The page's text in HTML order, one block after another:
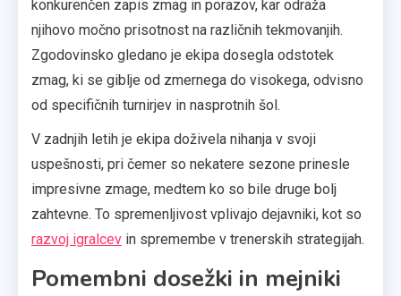
konkurenčen zapis zmag in porazov, kar odraža
njihovo močno prisotnost na različnih tekmovanjih.
Zgodovinsko gledano je ekipa dosegla odstotek
zmag, ki se giblje od zmernega do visokega, odvisno
od specifičnih turnirjev in nasprotnih šol.
V zadnjih letih je ekipa doživela nihanja v svoji
uspešnosti, pri čemer so nekatere sezone prinesle
impresivne zmage, medtem ko so bile druge bolj
zahtevne. To spremenljivost vplivajo dejavniki, kot so
razvoj igralcev in spremembe v trenerskih strategijah.
Pomembni dosežki in mejniki